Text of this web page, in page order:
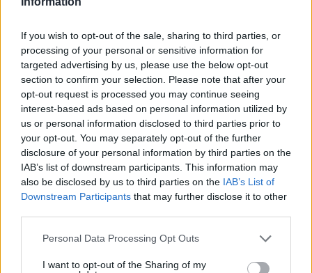
If you wish to opt-out of the sale, sharing to third parties, or
processing of your personal or sensitive information for
targeted advertising by us, please use the below opt-out
section to confirm your selection. Please note that after your
opt-out request is processed you may continue seeing
interest-based ads based on personal information utilized by
us or personal information disclosed to third parties prior to
your opt-out. You may separately opt-out of the further
disclosure of your personal information by third parties on the
IAB’s list of downstream participants. This information may
also be disclosed by us to third parties on the IAB’s List of
Downstream Participants that may further disclose it to other
Please note that this website/app uses one or more Google
not limited to your visit or usage behaviour. You may click to
Personal Data Processing Opt Outs
I want to opt-out of the Sharing of my
Νεαρή γυναίκα με ακατέργαστη ομορφιά από την
Αιθιοπία έγινε viral, δείτε την εντυπωσιακή
μεταμόρφωσή της από μακιγιέρ
06.08.2026, 09:18